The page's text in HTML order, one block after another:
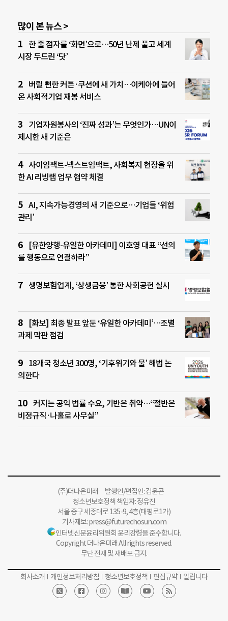
많이 본 뉴스 >
한 줄 점자를 ‘화면’으로…50년 난제 풀고 세계
시장 두드린 ‘닷’
버릴 뻔한 커튼·쿠션에 새 가치…이케아에 들어
온 사회적기업 재봉 서비스
기업자원봉사의 ‘진짜 성과’는 무엇인가…UN이
제시한 새 기준은
사이임팩트-넥스트임팩트, 사회복지 현장을 위
한 AI 리빙랩 업무 협약 체결
AI, 지속가능경영의 새 기준으로…기업들 ‘위험
관리’
[유한양행-유일한 아카데미] 이호영 대표 “선의
를 행동으로 연결하라”
생명보험업계, ‘상생금융’ 통한 사회공헌 실시
[화보] 최종 발표 앞둔 ‘유일한 아카데미’…조별
과제 막판 점검
18개국 청소년 300명, ‘기후위기와 물’ 해법 논
의한다
커지는 공익 법률 수요, 기반은 취약…“절반은
비정규직·나홀로 사무실”
(주)더나은미래 발행인/편집인: 김윤곤
청소년보호정책 책임자: 정유진
서울 중구 세종대로 135-9, 4층(태평로1가)
기사제보:press@futurechosun.com
인터넷신문윤리위원회 윤리강령을 준수합니다.
Copyright 더나은미래 All rights reserved.
무단 전재 및 재배포 금지.
회사소개 개인정보처리방침 청소년보호정책 편집규약 알립니다